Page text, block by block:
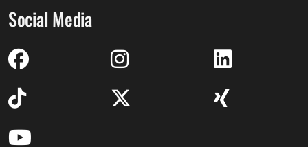
Social Media